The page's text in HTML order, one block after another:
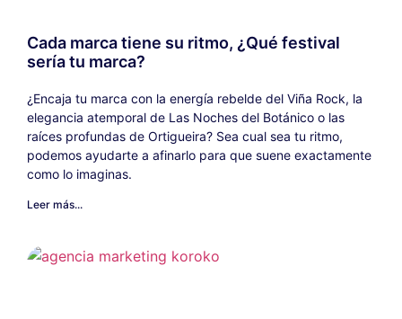
Cada marca tiene su ritmo, ¿Qué festival
sería tu marca?
¿Encaja tu marca con la energía rebelde del Viña Rock, la
elegancia atemporal de Las Noches del Botánico o las
raíces profundas de Ortigueira? Sea cual sea tu ritmo,
podemos ayudarte a afinarlo para que suene exactamente
como lo imaginas.
Leer más...